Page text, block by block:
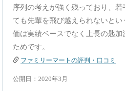
序列の考えが強く残っており、
ても先輩を飛び越えられないと
価は実績ベースでなく上長の匙加
ためです。
ファミリーマートの評判・口コミ
公開日：2020年3月